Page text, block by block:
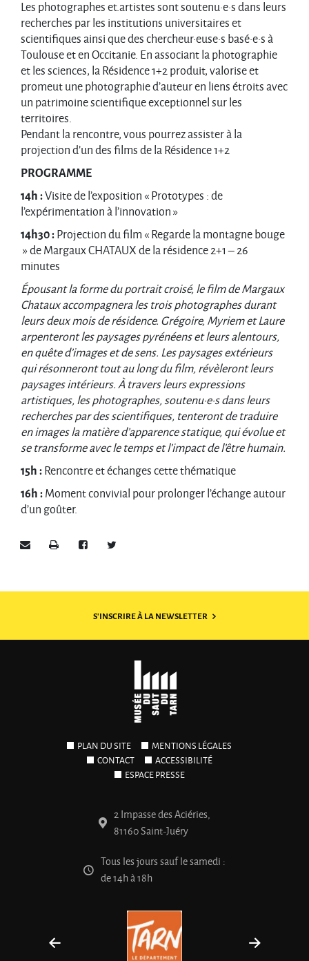
Les photographes et.artistes sont soutenu·e·s dans leurs
recherches par les institutions universitaires et
scientifiques ainsi que des chercheur·euse·s basé·e·s à
Toulouse et en Occitanie. En associant la photographie
et les sciences, la Résidence 1+2 produit, valorise et
promeut une photographie d’auteur en liens étroits avec
un patrimoine scientifique exceptionnel sur les
territoires.
Pendant la rencontre, vous pourrez assister à la
projection d’un des films de la Résidence 1+2
PROGRAMME
14h :Visite de l’exposition « Prototypes : de
l’expérimentation à l’innovation »
14h30 : Projection du film « Regarde la montagne bouge
» de Margaux CHATAUX de la résidence 2+1 – 26
minutes
Épousant la forme du portrait croisé, le film de Margaux
Chataux accompagnera les trois photographes durant
leurs deux mois de résidence. Grégoire, Myriem et Laure
arpenteront les paysages pyrénéens et leurs alentours,
en quête d’images et de sens. Les paysages extérieurs
qui résonneront tout au long du film, révèleront leurs
paysages intérieurs. À travers leurs expressions
artistiques, les photographes, soutenu·e·s dans leurs
recherches par des scientifiques, tenteront de traduire
en images la matière d’apparence statique, qui évolue et
se transforme avec le temps et l’impact de l’être humain.
15h : Rencontre et échanges cette thématique
16h : Moment convivial pour prolonger l’échange autour
d’un goûter.
Envoyer par e-mail
ImprimerPartager sur Facebook
S'INSCRIRE À LA NEWSLETTER
PLAN DU SITE
MENTIONS LÉGALES
CONTACT
ACCESSIBILITÉ
ESPACE PRESSE
2 Impasse des Aciéries,
81160 Saint-Juéry
Tous les jours sauf le samedi :
de 14h à 18h